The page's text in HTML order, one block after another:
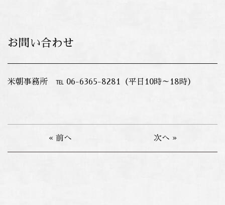
お問い合わせ
米朝事務所 ℡ 06-6365-8281（平日10時～18時）
« 前へ 次へ »